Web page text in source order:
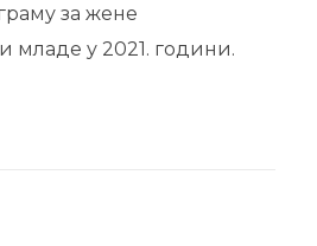
за жене
младе у 2021. години.